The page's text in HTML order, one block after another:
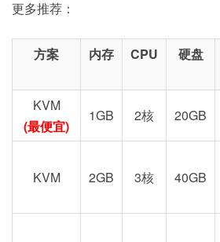
switched to
storage and got rid
stopped using single
servers and
redundancy, more
expanded to 18
更多推荐：
方案 内存 CPU 硬盘
KVM
(最便宜)
1GB 2核 20GB
KVM 2GB 3核 40GB